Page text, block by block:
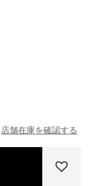
店舗在庫を確認する